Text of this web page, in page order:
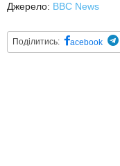
Джерело: BBC News
Поділитись: acebook